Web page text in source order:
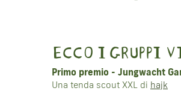
ECCO I GRUPPI
Primo premio - Jungwacht
Una tenda scout XXL di hajk